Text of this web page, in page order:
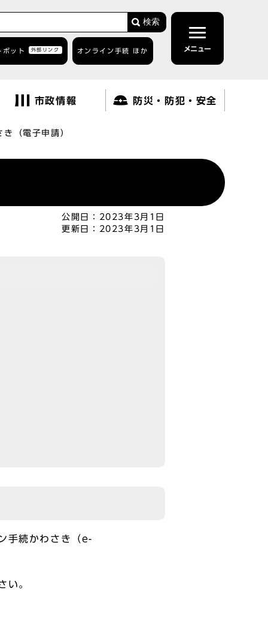
検索
ボット 外部リンク オンライン手続 ほか メニュー
市政情報 防災・防犯・安全
（電子申請）
公開日：
2023年3月1日
更新日：
2023年3月1日
手続かわさき（e-
い。